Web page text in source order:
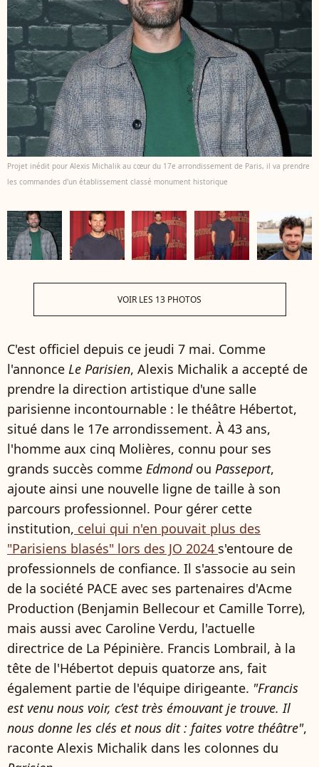
Projet inédit pour Alexis Michalik au cœur du 17e arrondissement de Paris, il va prendre
les commandes d'un établissement classé monument historique
VOIR LES 13 PHOTOS
C'est officiel depuis ce jeudi 7 mai. Comme
l'annonce Le Parisien, Alexis Michalik a accepté de
prendre la direction artistique d'une salle
parisienne incontournable : le théâtre Hébertot,
situé dans le 17e arrondissement. À 43 ans,
l'homme aux cinq Molières, connu pour ses
grands succès comme Edmondou Passeport,
ajoute ainsi une nouvelle ligne de taille à son
parcours professionnel. Pour gérer cette
institution, celui qui n'en pouvait plus des
"Parisiens blasés" lors des JO 2024 s'entoure de
professionnels de confiance. Il s'associe au sein
de la société PACE avec ses partenaires d'Acme
Production (Benjamin Bellecour et Camille Torre),
mais aussi avec Caroline Verdu, l'actuelle
directrice de La Pépinière. Francis Lombrail, à la
tête de l'Hébertot depuis quatorze ans, fait
également partie de l'équipe dirigeante. "Francis
est venu nous voir, c’est très émouvant je trouve. Il
nous donne les clés et nous dit : faites votre théâtre",
raconte Alexis Michalik dans les colonnes du